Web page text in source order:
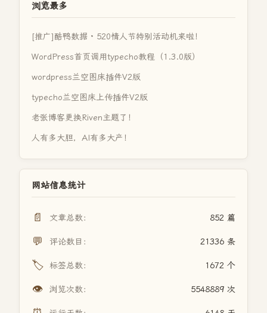
浏览最多
[推广]酷鸭数据 · 520情人节特别活动机来啦！
WordPress首页调用typecho教程（1.3.0版）
wordpress兰空图床插件V2版
typecho兰空图床上传插件V2版
老张博客更换Riven主题了！
人有多大胆，AI有多大产！
网站信息统计
📄 文章总数： 852 篇
💬 评论数目： 21336 条
🏷️ 标签总数： 1672 个
👁️ 浏览次数： 5548889 次